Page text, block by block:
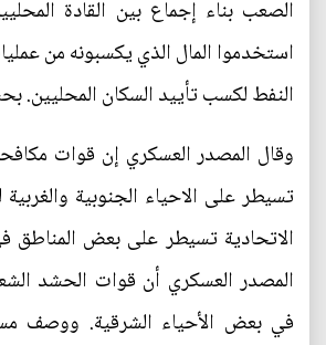
الصعب بناء إجماع بين القادة
استخدموا المال الذي يكسبونه من
النفط لكسب تأييد السكان المحليين.
وقال المصدر العسكري إن قوات
تسيطر على الاحياء الجنوبية
الاتحادية تسيطر على بعض المناطق
المصدر العسكري أن قوات الحشد
في بعض الأحياء الشرقية. ووصف